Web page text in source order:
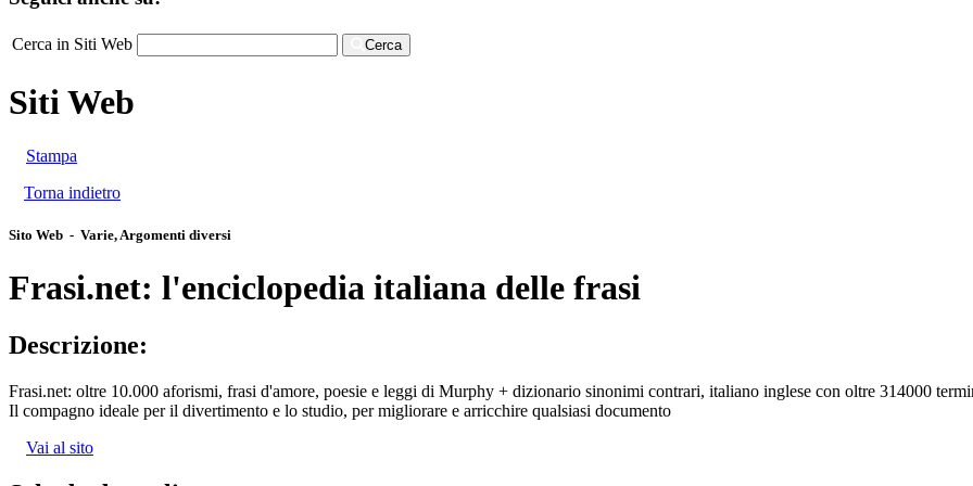
Cerca in Siti Web Cerca
Siti Web
Stampa
Torna indietro
Sito Web - Varie, Argomenti diversi
Frasi.net: l'enciclopedia italiana delle frasi
Descrizione:
Frasi.net: oltre 10.000 aforismi, frasi d'amore, poesie e leggi di Murphy + dizionario sinonimi contrari, italiano inglese con oltre 314000
Il compagno ideale per il divertimento e lo studio, per migliorare e arricchire qualsiasi documento
Vai al sito